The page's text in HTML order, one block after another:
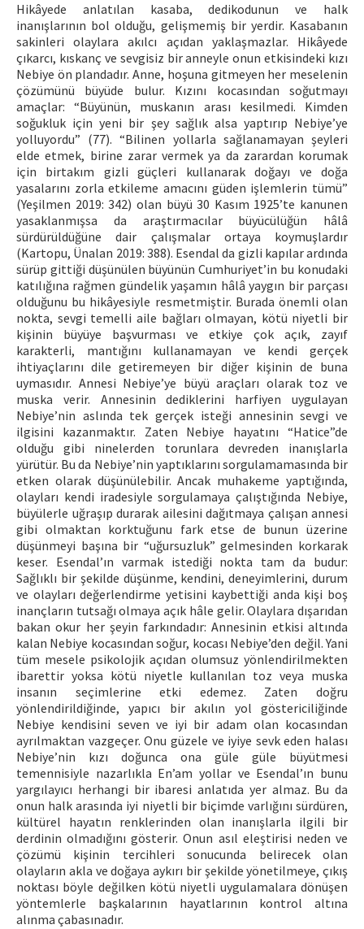
Hikâyede anlatılan kasaba, dedikodunun ve halk
inanışlarının bol olduğu, gelişmemiş bir yerdir. Kasabanın
sakinleri olaylara akılcı açıdan yaklaşmazlar. Hikâyede
çıkarcı, kıskanç ve sevgisiz bir anneyle onun etkisindeki kızı
Nebiye ön plandadır. Anne, hoşuna gitmeyen her meselenin
çözümünü büyüde bulur. Kızını kocasından soğutmayı
amaçlar: “Büyünün, muskanın arası kesilmedi. Kimden
soğukluk için yeni bir şey sağlık alsa yaptırıp Nebiye’ye
yolluyordu” (77). “Bilinen yollarla sağlanamayan şeyleri
elde etmek, birine zarar vermek ya da zarardan korumak
için birtakım gizli güçleri kullanarak doğayı ve doğa
yasalarını zorla etkileme amacını güden işlemlerin tümü”
(Yeşilmen 2019: 342) olan büyü 30 Kasım 1925’te kanunen
yasaklanmışsa da araştırmacılar büyücülüğün hâlâ
sürdürüldüğüne dair çalışmalar ortaya koymuşlardır
(Kartopu, Ünalan 2019: 388). Esendal da gizli kapılar ardında
sürüp gittiği düşünülen büyünün Cumhuriyet’in bu konudaki
katılığına rağmen gündelik yaşamın hâlâ yaygın bir parçası
olduğunu bu hikâyesiyle resmetmiştir. Burada önemli olan
nokta, sevgi temelli aile bağları olmayan, kötü niyetli bir
kişinin büyüye başvurması ve etkiye çok açık, zayıf
karakterli, mantığını kullanamayan ve kendi gerçek
ihtiyaçlarını dile getiremeyen bir diğer kişinin de buna
uymasıdır. Annesi Nebiye’ye büyü araçları olarak toz ve
muska verir. Annesinin dediklerini harfiyen uygulayan
Nebiye’nin aslında tek gerçek isteği annesinin sevgi ve
ilgisini kazanmaktır. Zaten Nebiye hayatını “Hatice”de
olduğu gibi ninelerden torunlara devreden inanışlarla
yürütür. Bu da Nebiye’nin yaptıklarını sorgulamamasında bir
etken olarak düşünülebilir. Ancak muhakeme yaptığında,
olayları kendi iradesiyle sorgulamaya çalıştığında Nebiye,
büyülerle uğraşıp durarak ailesini dağıtmaya çalışan annesi
gibi olmaktan korktuğunu fark etse de bunun üzerine
düşünmeyi başına bir “uğursuzluk” gelmesinden korkarak
keser. Esendal’ın varmak istediği nokta tam da budur:
Sağlıklı bir şekilde düşünme, kendini, deneyimlerini, durum
ve olayları değerlendirme yetisini kaybettiği anda kişi boş
inançların tutsağı olmaya açık hâle gelir. Olaylara dışarıdan
bakan okur her şeyin farkındadır: Annesinin etkisi altında
kalan Nebiye kocasından soğur, kocası Nebiye’den değil. Yani
tüm mesele psikolojik açıdan olumsuz yönlendirilmekten
ibarettir yoksa kötü niyetle kullanılan toz veya muska
insanın seçimlerine etki edemez. Zaten doğru
yönlendirildiğinde, yapıcı bir akılın yol göstericiliğinde
Nebiye kendisini seven ve iyi bir adam olan kocasından
ayrılmaktan vazgeçer. Onu güzele ve iyiye sevk eden halası
Nebiye’nin kızı doğunca ona güle güle büyütmesi
temennisiyle nazarlıkla En’am yollar ve Esendal’ın bunu
yargılayıcı herhangi bir ibaresi anlatıda yer almaz. Bu da
onun halk arasında iyi niyetli bir biçimde varlığını sürdüren,
kültürel hayatın renklerinden olan inanışlarla ilgili bir
derdinin olmadığını gösterir. Onun asıl eleştirisi neden ve
çözümü kişinin tercihleri sonucunda belirecek olan
olayların akla ve doğaya aykırı bir şekilde yönetilmeye, çıkış
noktası böyle değilken kötü niyetli uygulamalara dönüşen
yöntemlerle başkalarının hayatlarının kontrol altına
alınma çabasınadır.